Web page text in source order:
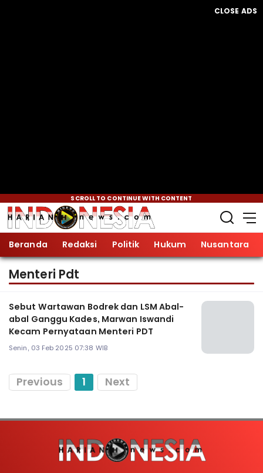
CLOSE ADS
SCROLL TO CONTINUE WITH CONTENT
Beranda Redaksi Politik Hukum Nusantara
Menteri Pdt
Sebut Wartawan Bodrek dan LSM Abal-
abal Ganggu Kades, Marwan Iswandi
Kecam Pernyataan Menteri PDT
Senin, 03 Feb 2025 07:38 WIB
Previous 1 Next